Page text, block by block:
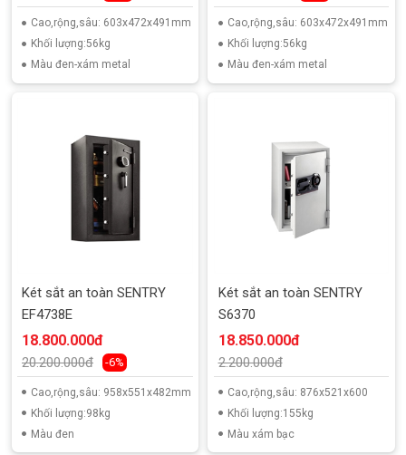
Cao,rộng,sâu: 603x472x491mm
Khối lượng:56kg
Màu đen-xám metal
Cao,rộng,sâu: 603x472x491mm
Khối lượng:56kg
Màu đen-xám metal
Két sắt an toàn SENTRY
EF4738E
18.800.000đ
20.200.000đ -6%
Cao,rộng,sâu: 958x551x482mm
Khối lượng:98kg
Màu đen
Két sắt an toàn SENTRY
S6370
18.850.000đ
2.200.000đ
Cao,rộng,sâu: 876x521x600
Khối lượng:155kg
Màu xám bạc